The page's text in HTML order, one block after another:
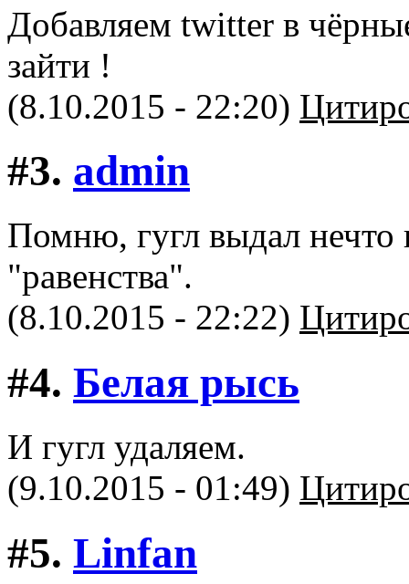
Добавляем twitter в
зайти !
(8.10.2015 - 22:20)
#3. admin
Помню, гугл выдал нечто
"равенства".
(8.10.2015 - 22:22)
#4. Белая рысь
И гугл удаляем.
(9.10.2015 - 01:49)
#5. Linfan